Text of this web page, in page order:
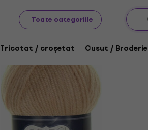
Toate categoriile
Tricotat / croșetat Cusut / Broderie
Fire de tricotat